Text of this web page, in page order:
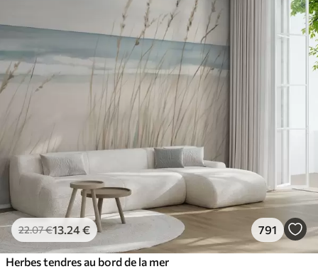
22.07€13 .24€ 791
Herbes tendres au bord de la mer